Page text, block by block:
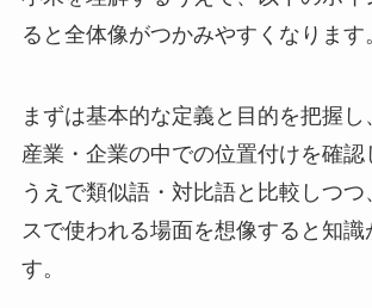
ると全体像がつかみやすくなります
まずは基本的な定義と目的を把握し
産業・企業の中での位置付けを確認
うえで類似語・対比語と比較しつつ
スで使われる場面を想像すると知識
す。